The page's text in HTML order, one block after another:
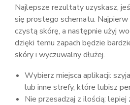
Najlepsze rezultaty uzyskasz,
się prostego schematu.
czystą skórę, a następnie użyj
dzięki temu zapach będzie
skóry i wyczuwalny dłużej.
Wybierz miejsca aplikacji:
lub inne strefy, które lubisz
Nie przesadzaj z ilością: lepiej